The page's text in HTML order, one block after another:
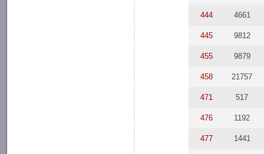
444 4661
445 9812
455 9879
458 21757
471 517
476 1192
477 1441